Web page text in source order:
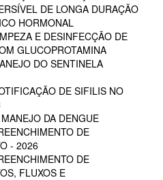
DE LONGA DURAÇÃO
HORMONAL
E DESINFECÇÃO DE
GLUCOPROTAMINA
DO SENTINELA
DE SIFILIS NO
DA DENGUE
DE
- 2026
DE
FLUXOS E